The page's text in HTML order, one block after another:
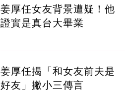
姜厚任女友背景遭疑！他
證實是真台大畢業
姜厚任揭「和女友前夫是
好友」撇小三傳言